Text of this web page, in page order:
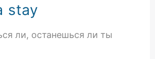
stay
ли, останешься ли ты